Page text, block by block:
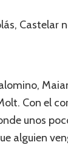
Castelar
Con el
unos
alguien